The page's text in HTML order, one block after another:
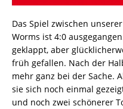
Das Spiel zwischen
Worms ist 4:0
geklappt, aber
früh gefallen. Nach der
mehr ganz bei der Sache.
sie sich noch einmal
und noch zwei schönerer